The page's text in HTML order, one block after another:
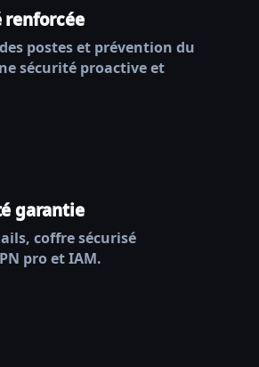
renforcée
postes et prévention du
sécurité proactive et
garantie
coffre sécurisé
pro et IAM.